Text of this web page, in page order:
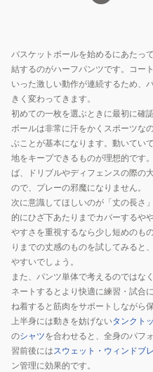
EGOZARU×Hurley
ア
ウ
ト
コ
ー
ト
シ
ョ
ー
ト
パ
ン
ツ
EZSS26UHP999HU
バスケットボールを始めるにあたっ
結するのがハーフパンツです。コー
いった激しい動作が連続するため、
きく変わってきます。
初めての一枚を選ぶときに最初に確
ボールは非常に汗をかくスポーツな
ぶことが基本になります。動いてい
地をキープできるものが理想的です
ば、ドリブルやディフェンスの際の
ので、プレーの邪魔になりません。
次に意識してほしいのが「丈の長さ
的にひざ下あたりまでカバーするや
やすさを重視するなら少し短めのも
りまでの丈感のものを試してみると
やすいでしょう。
また、パンツ単体で考えるのではな
ネートするとより快適に練習・試合
ね着すると筋肉をサポートしながら
上半身には動きを妨げないタンクト
のシャツを合わせると、全身のパフ
習前後にはスウェット・ウィンドブ
ン管理に効果的です。